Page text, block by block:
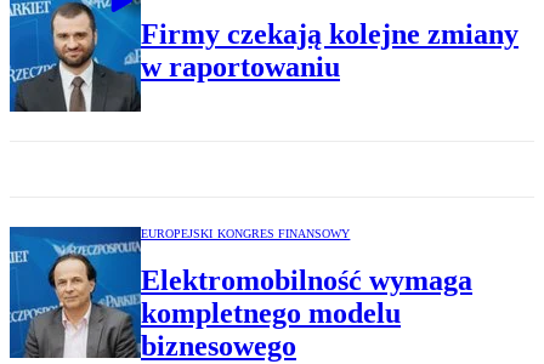
Firmy czekają kolejne zmiany
w raportowaniu
EUROPEJSKI KONGRES FINANSOWY
Elektromobilność wymaga
kompletnego modelu
biznesowego